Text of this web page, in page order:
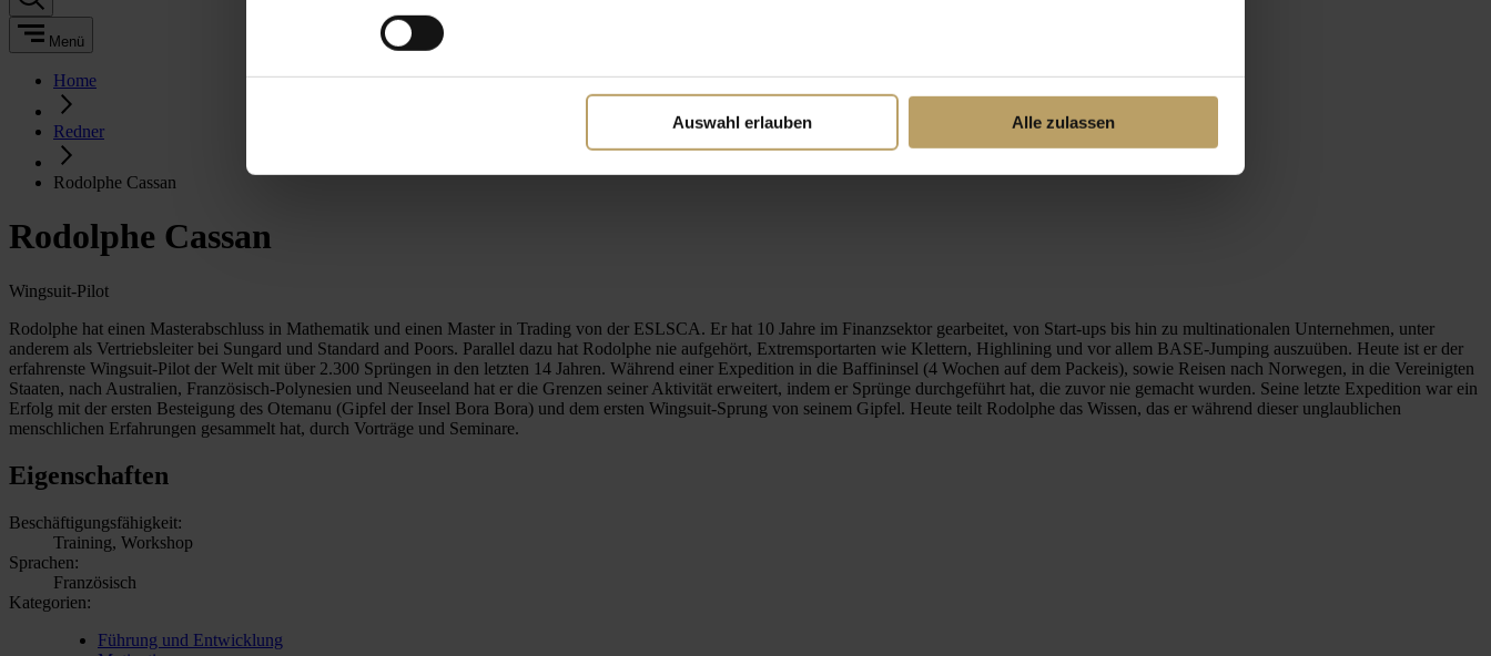
Auswahl erlauben Alle zulassen
Menü
Home
Redner
Rodolphe Cassan
Rodolphe Cassan
Wingsuit-Pilot
Rodolphe hat einen Masterabschluss in Mathematik und einen Master in Trading von der ESLSCA. Er hat 10 Jahre im Finanzsektor gearbeitet, von Start-ups bis hin zu multinationalen Unternehmen, unter
anderem als Vertriebsleiter bei Sungard und Standard and Poors. Parallel dazu hat Rodolphe nie aufgehört, Extremsportarten wie Klettern, Highlining und vor allem BASE-Jumping auszuüben. Heute ist er der
erfahrenste Wingsuit-Pilot der Welt mit über 2.300 Sprüngen in den letzten 14 Jahren. Während einer Expedition in die Baffininsel (4 Wochen auf dem Packeis), sowie Reisen nach Norwegen, in die Vereinigten
Staaten, nach Australien, Französisch-Polynesien und Neuseeland hat er die Grenzen seiner Aktivität erweitert, indem er Sprünge durchgeführt hat, die zuvor nie gemacht wurden. Seine letzte Expedition war ein
Erfolg mit der ersten Besteigung des Otemanu (Gipfel der Insel Bora Bora) und dem ersten Wingsuit-Sprung von seinem Gipfel. Heute teilt Rodolphe das Wissen, das er während dieser unglaublichen
menschlichen Erfahrungen gesammelt hat, durch Vorträge und Seminare.
Eigenschaften
Beschäftigungsfähigkeit:
Training, Workshop
Sprachen:
Französisch
Kategorien:
Führung und Entwicklung